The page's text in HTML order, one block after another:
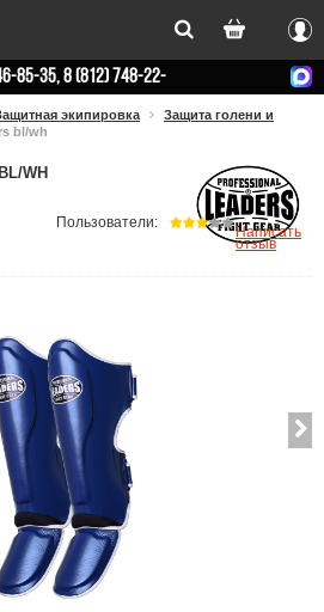
Вход
85-35, 8 (812) 748-22-
экипировка
Защита голени и
bl/wh
WH
Пользователи:
Написать
отзыв